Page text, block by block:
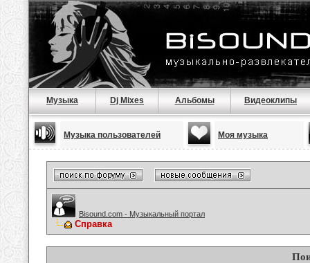
Музыка Dj Mixes Альбомы Видеоклипы
Музыка пользователей Моя музыка
Bisound.com - Музыкальный портал
Справка